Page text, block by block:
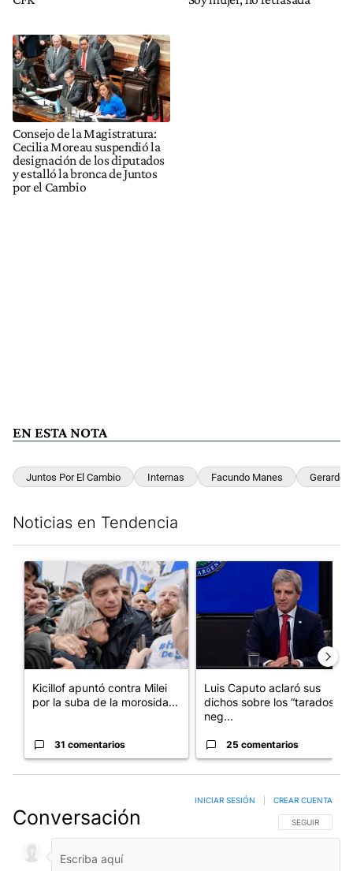
Consejo de la Magistratura:
Cecilia Moreau suspendió la
designación de los diputados
y estalló la bronca de Juntos
por el Cambio
EN ESTA NOTA
Juntos Por El Cambio Internas Facundo Manes Gerardo
Noticias en Tendencia
Un artículo de tendencia con el título "Kicillof apuntó contra
Kicillof apuntó contra Milei
por la suba de la morosida...
31 comentarios
Un artículo de tendencia con
Luis Caputo aclaró sus
dichos sobre los “tarados” y
neg...
25 comentarios
Conversación SIGA ESTA
SEGUIR
INICIAR SESIÓN CREAR CUENTA